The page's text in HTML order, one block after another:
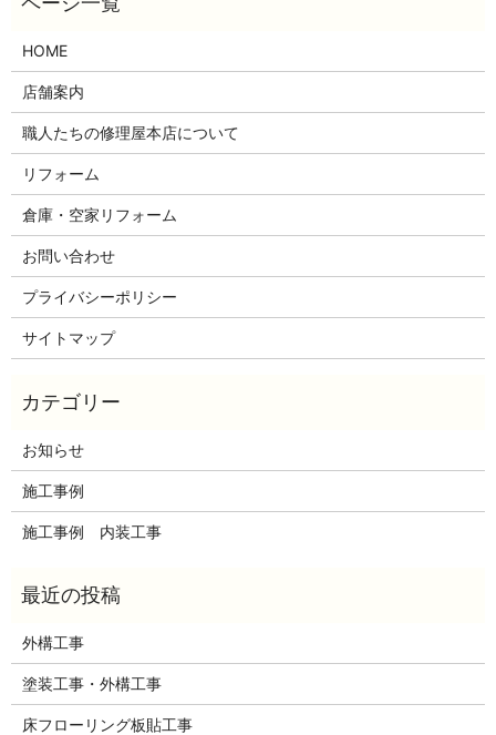
HOME
店舗案内
職人たちの修理屋本店について
リフォーム
倉庫・空家リフォーム
お問い合わせ
プライバシーポリシー
サイトマップ
お知らせ
施工事例
施工事例 内装工事
外構工事
塗装工事・外構工事
床フローリング板貼工事